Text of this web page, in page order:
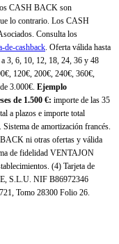
CASH BACK son
lo contrario. Los CASH
Consulta los
de-cashback. Oferta válida hasta
3, 6, 10, 12, 18, 24, 36 y 48
120€, 200€, 240€, 360€,
3.000€. Ejemplo
de 1.500 €: importe de las 35
a plazos e importe total
de amortización francés.
ni otras ofertas y válida
de fidelidad VENTAJON
(4) Tarjeta de
S.L.U. NIF B86972346
Tomo 28300 Folio 26.